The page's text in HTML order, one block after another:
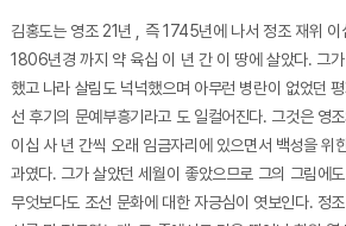
김홍도는 영조 21년 , 즉 1745년에 나서 정조 재위
1806년경 까지 약 육십 이 년 간 이 땅에 살았다. 그
했고 나라 살림도 넉넉했으며 아무런 병란이 없었던
선 후기의 문예부흥기라고 도 일컬어진다. 그것은 영
이십 사 년 간씩 오래 임금자리에 있으면서 백성을 위
과였다. 그가 살았던 세월이 좋았으므로 그의 그림에
무엇보다도 조선 문화에 대한 자긍심이 엿보인다. 정